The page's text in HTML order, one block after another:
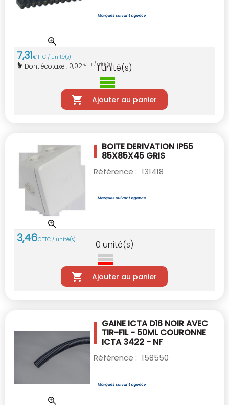
7,31€TTC / unité(s)
Dont écotaxe : 0,02€ HT / unité(s)
1unité(s)
Ajouter au panier
BOITE DERIVATION IP55
85X85X45 GRIS
Référence : 131418
3,46€TTC / unité(s) 0 unité(s)
Ajouter au panier
GAINE ICTA D16 NOIR AVEC
TIR-FIL - 50MLCOURONNE
ICTA 3422 - NF
Référence : 158550